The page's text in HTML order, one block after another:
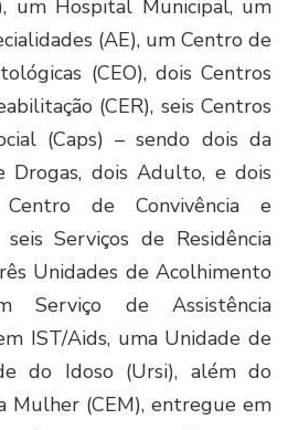
um Hospital Municipal, um
(AE), um Centro de
(CEO), dois Centros
(CER), seis Centros
(Caps) – sendo dois da
Drogas, dois Adulto, e dois
de Convivência e
seis Serviços de Residência
Unidades de Acolhimento
Serviço de Assistência
IST/Aids, uma Unidade de
do Idoso (Ursi), além do
Mulher (CEM), entregue em